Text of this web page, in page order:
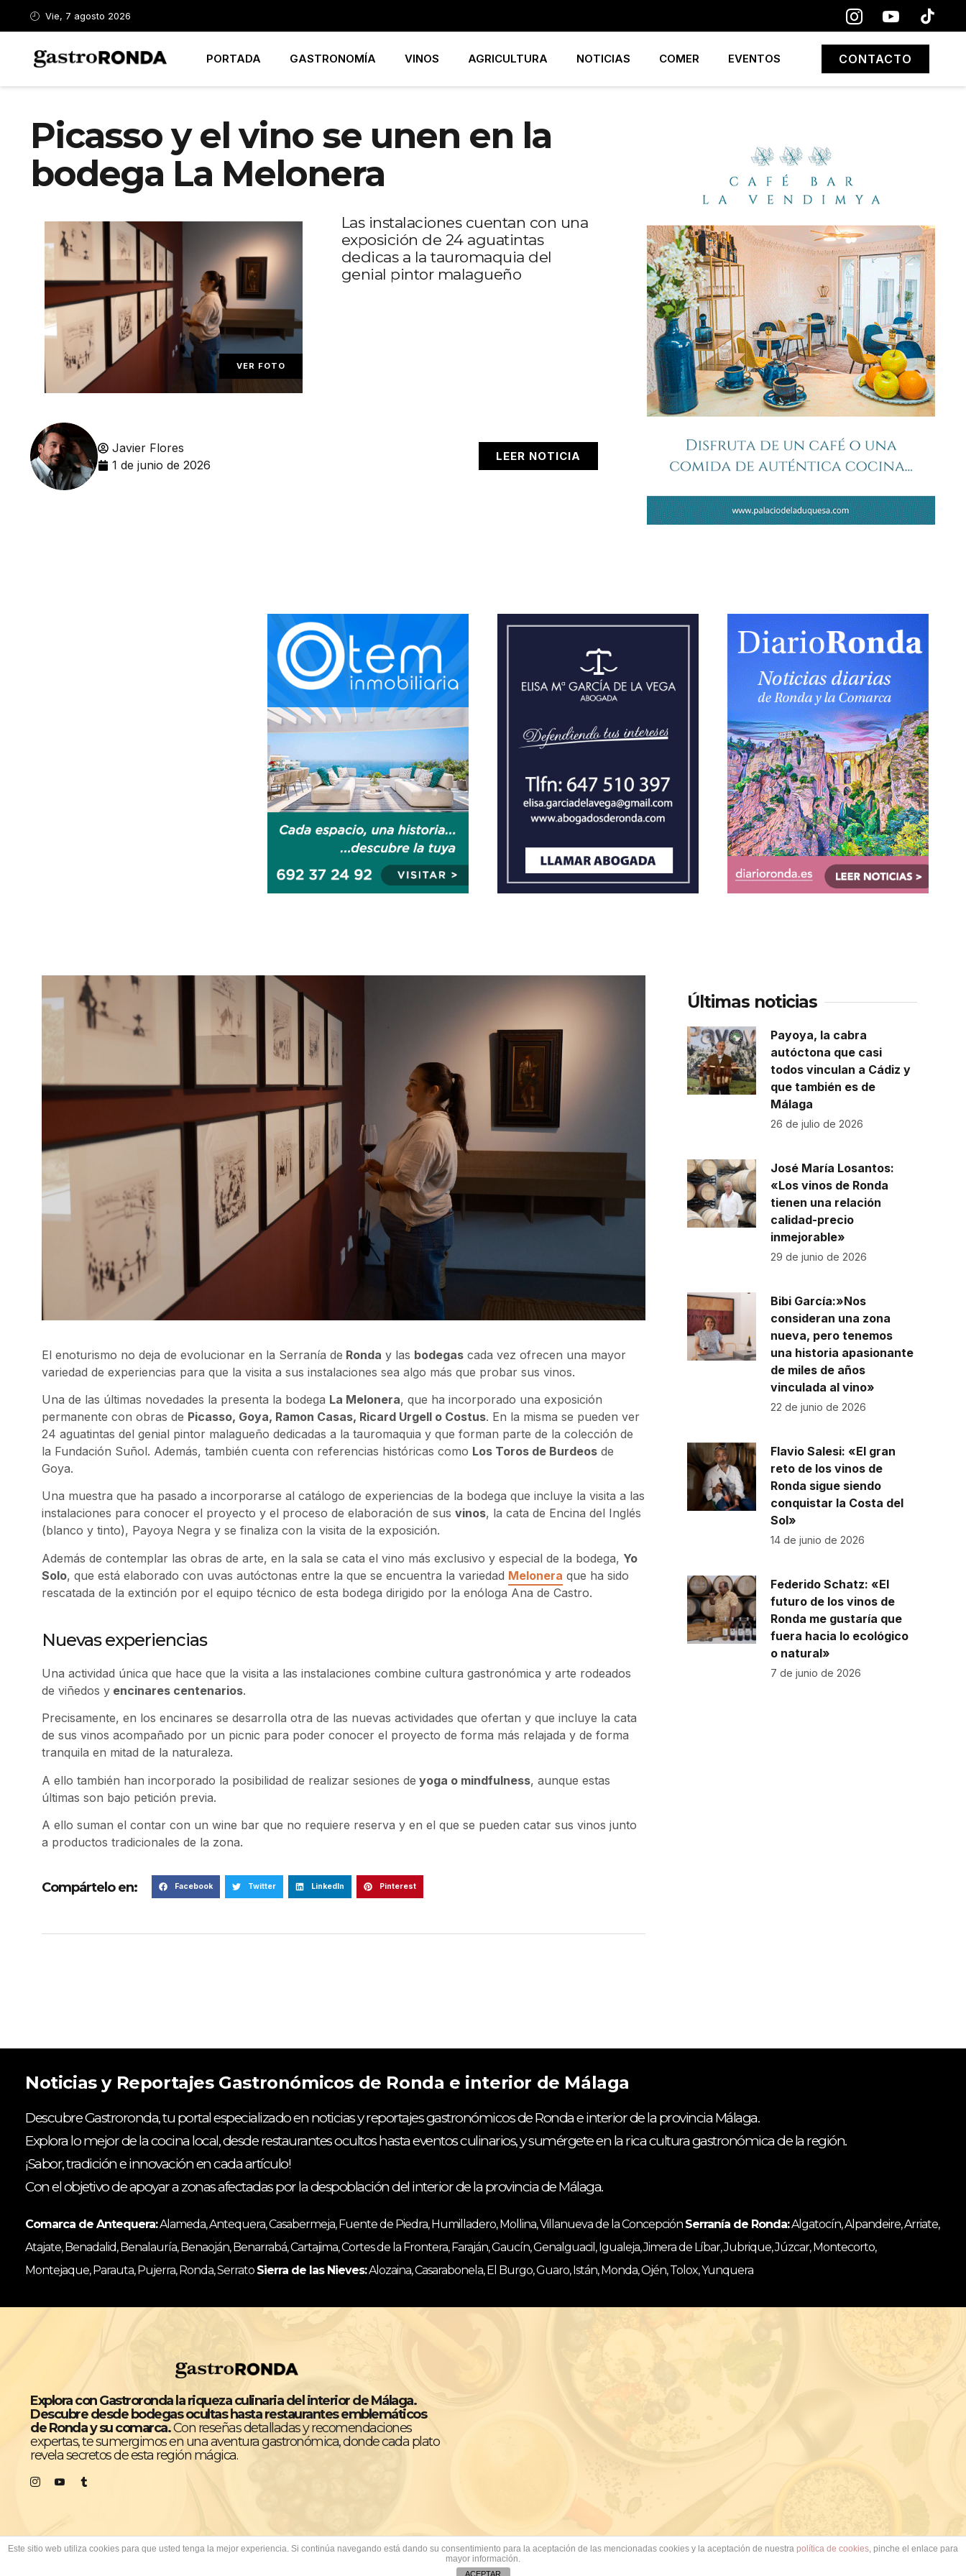
Vie, 7 agosto 2026
PORTADA GASTRONOMÍA VINOS AGRICULTURA NOTICIAS COMER EVENTOS CONTACTO
Picasso y el vino se unen en la
bodega La Melonera
VER FOTO
Las instalaciones cuentan con una
exposición de 24 aguatintas
dedicas a la tauromaquia del
genial pintor malagueño
Javier Flores
1 de junio de 2026
LEER NOTICIA
El enoturismo no deja de evolucionar en la Serranía de Ronda y las bodegas cada vez ofrecen una mayor
variedad de experiencias para que la visita a sus instalaciones sea algo más que probar sus vinos.
Una de las últimas novedades la presenta la bodega La Melonera, que ha incorporado una exposición
permanente con obras de Picasso, Goya, Ramon Casas, Ricard Urgell o Costus. En la misma se pueden ver
24 aguatintas del genial pintor malagueño dedicadas a la tauromaquia y que forman parte de la colección de
la Fundación Suñol. Además, también cuenta con referencias históricas como Los Toros de Burdeos de
Goya.
Una muestra que ha pasado a incorporarse al catálogo de experiencias de la bodega que incluye la visita a las
instalaciones para conocer el proyecto y el proceso de elaboración de sus vinos, la cata de Encina del Inglés
(blanco y tinto), Payoya Negra y se finaliza con la visita de la exposición.
Además de contemplar las obras de arte, en la sala se cata el vino más exclusivo y especial de la bodega, Yo
Solo, que está elaborado con uvas autóctonas entre la que se encuentra la variedad Melonera que ha sido
rescatada de la extinción por el equipo técnico de esta bodega dirigido por la enóloga Ana de Castro.
Nuevas experiencias
Una actividad única que hace que la visita a las instalaciones combine cultura gastronómica y arte rodeados
de viñedos y encinares centenarios.
Precisamente, en los encinares se desarrolla otra de las nuevas actividades que ofertan y que incluye la cata
de sus vinos acompañado por un picnic para poder conocer el proyecto de forma más relajada y de forma
tranquila en mitad de la naturaleza.
A ello también han incorporado la posibilidad de realizar sesiones de yoga o mindfulness, aunque estas
últimas son bajo petición previa.
A ello suman el contar con un wine bar que no requiere reserva y en el que se pueden catar sus vinos junto
a productos tradicionales de la zona.
Compártelo en: Facebook Twitter LinkedIn Pinterest
Últimas noticias
Payoya, la cabra
autóctona que casi
todos vinculan a Cádiz y
que también es de
Málaga
26 de julio de 2026
José María Losantos:
«Los vinos de Ronda
tienen una relación
calidad-precio
inmejorable»
29 de junio de 2026
Bibi García:»Nos
consideran una zona
nueva, pero tenemos
una historia apasionante
de miles de años
vinculada al vino»
22 de junio de 2026
Flavio Salesi: «El gran
reto de los vinos de
Ronda sigue siendo
conquistar la Costa del
Sol»
14 de junio de 2026
Federido Schatz: «El
futuro de los vinos de
Ronda me gustaría que
fuera hacia lo ecológico
o natural»
7 de junio de 2026
Noticias y Reportajes Gastronómicos de Ronda e interior de Málaga
Descubre Gastroronda, tu portal especializado en noticias y reportajes gastronómicos de Ronda e interior de la provincia Málaga.
Explora lo mejor de la cocina local, desde restaurantes ocultos hasta eventos culinarios, y sumérgete en la rica cultura gastronómica de la región.
¡Sabor, tradición e innovación en cada artículo!
Con el objetivo de apoyar a zonas afectadas por la despoblación del interior de la provincia de Málaga.
Comarca de Antequera:Alameda, Antequera, Casabermeja, Fuente de Piedra, Humilladero, Mollina, Villanueva de la Concepción Serranía de Ronda:Algatocín, Alpandeire, Arriate,
Atajate, Benadalid, Benalauría, Benaoján, Benarrabá, Cartajima, Cortes de la Frontera, Faraján, Gaucín, Genalguacil, Igualeja, Jimera de Líbar, Jubrique, Júzcar, Montecorto,
Montejaque, Parauta, Pujerra, Ronda, Serrato Sierra de las Nieves:Alozaina, Casarabonela, El Burgo, Guaro, Istán, Monda, Ojén, Tolox, Yunquera
Explora con Gastroronda la riqueza culinaria del interior de Málaga.
Descubre desde bodegas ocultas hasta restaurantes emblemáticos
de Ronda y su comarca.Con reseñas detalladas y recomendaciones
expertas, te sumergimos en una aventura gastronómica, donde cada plato
revela secretos de esta región mágica.
Este sitio web utiliza cookies para que usted tenga la mejor experiencia. Si continúa navegando está dando su consentimiento para la aceptación de las mencionadas cookies y la aceptación de nuestra política de cookies, pinche el enlace para
mayor información.
ACEPTAR